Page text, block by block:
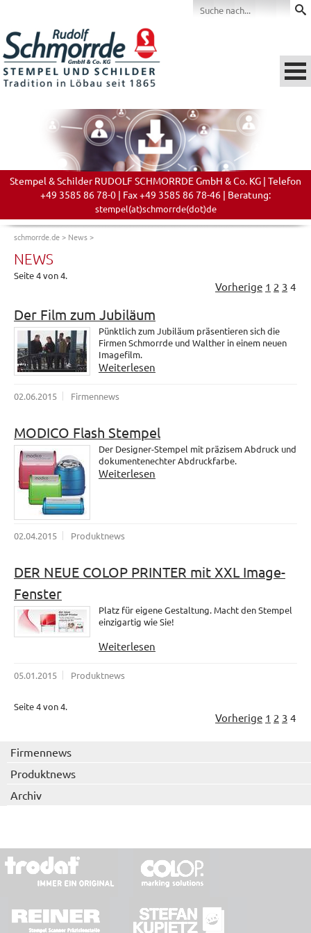
Stempel & Schilder RUDOLF SCHMORRDE GmbH & Co. KG | Telefon
+49 3585 86 78-0 | Fax +49 3585 86 78-46 | Beratung:
stempel(at)schmorrde(dot)de
schmorrde.de> News>
NEWS
Seite 4 von 4.
Vorherige 1 2 3 4
Der Film zum Jubiläum
Pünktlich zum Jubiläum präsentieren sich die
Firmen Schmorrde und Walther in einem neuen
Imagefilm.
Weiterlesen
02.06.2015 Firmennews
MODICO Flash Stempel
Der Designer-Stempel mit präzisem Abdruck und
dokumentenechter Abdruckfarbe.
Weiterlesen
02.04.2015 Produktnews
DER NEUE COLOP PRINTER mit XXL Image-
Fenster
Platz für eigene Gestaltung. Macht den Stempel
einzigartig wie Sie!
Weiterlesen
05.01.2015 Produktnews
Seite 4 von 4.
Vorherige 1 2 3 4
Firmennews
Produktnews
Archiv